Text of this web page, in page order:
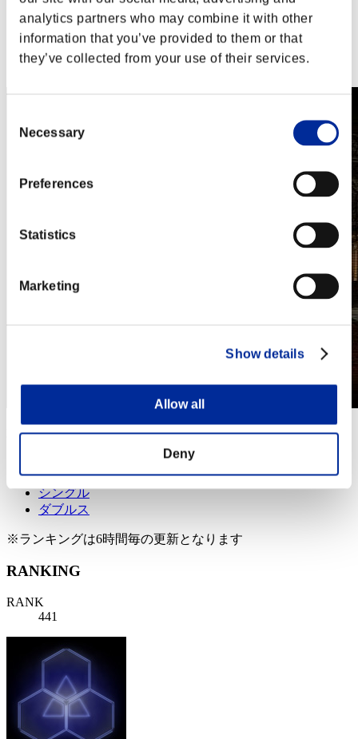
analytics partners who may combine it with other
information that you’ve provided to them or that
they’ve collected from your use of their services.
Selection
Necessary
Preferences
Statistics
Marketing
Show details
Allow all
Deny
Xbox One®
Xbox 360®
Steam
Nintendo Switch™
第495回 レベル制限チャレンジ
2020.01.28 15:00 (JST) - 2020.02.03 15:00 (JST)
シングル
ダブルス
※ランキングは6時間毎の更新となります
RANKING
RANK
441